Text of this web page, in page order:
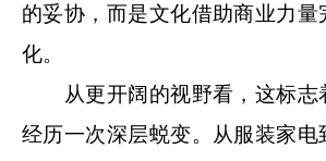
的妥协，而是文化借助商业力量
化。
从更开阔的视野看，这标志
经历一次深层蜕变。从服装家电